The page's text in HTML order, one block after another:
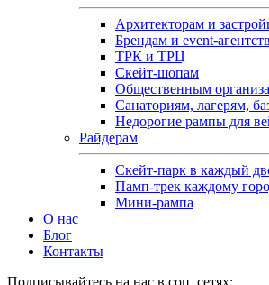
Архитекторам и
Брендам и event-
ТРК и ТРЦ
Скейт-шопам
Общественным
Санаториям, лагерям,
Недорогие рампы для
Райдерам
Скейт-парк в каждый
Памп-трек каждому
Мини-рампа
О нас
Блог
Контакты
Подписывайтесь на нас в соц. сетях: